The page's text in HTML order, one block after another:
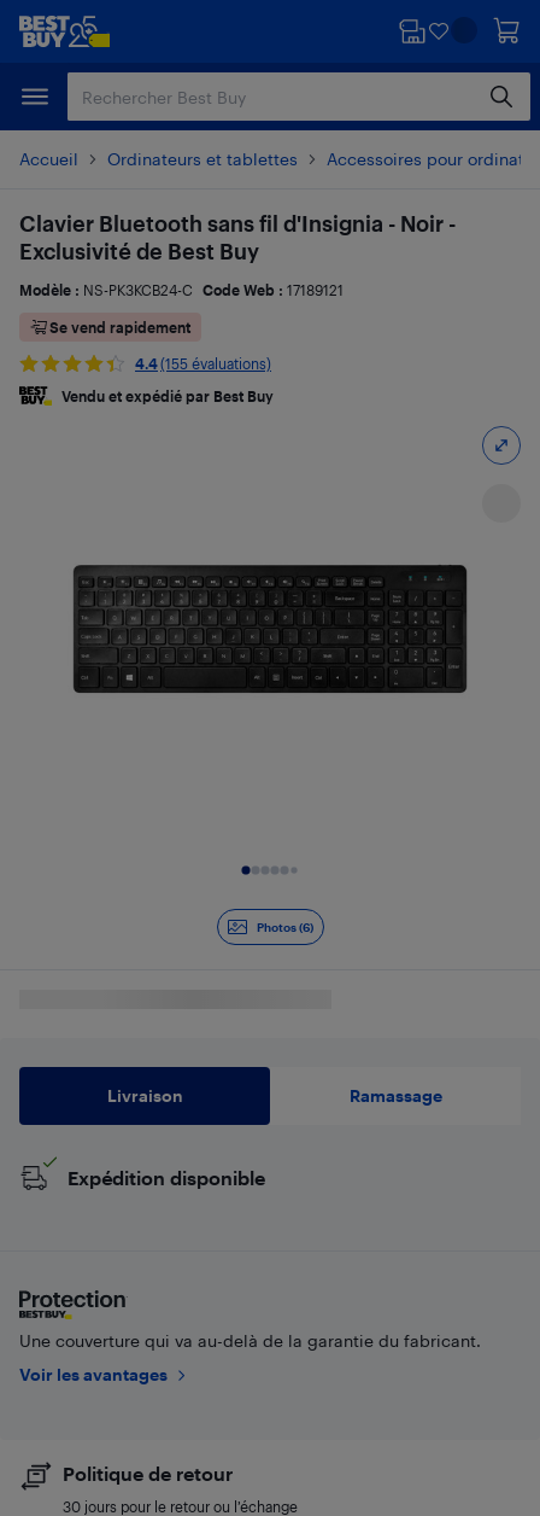
Passer
principal
Passer
Accueil Ordinateurs et tablettes Accessoires pour
Photos (6)
Clavier Bluetooth sans fil d'Insignia - Noir -
Exclusivité de Best Buy
Modèle : NS-PK3KCB24-C Code Web : 17189121
Se vend rapidement
4.4(155 évaluations)
Vendu et expédié par Best Buy
Livraison Ramassage
Expédition disponible
Une couverture qui va au-delà de la garantie du fabricant.
Voir les avantages
Politique de retour
30 jours pour le retour ou l’échange